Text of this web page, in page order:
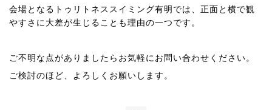
会場となるトゥリトネススイミング有明では、正面と横で観
やすさに大差が生じることも理由の一つです。
ご不明な点がありましたらお気軽にお問い合わせください。
ご検討のほど、よろしくお願いします。